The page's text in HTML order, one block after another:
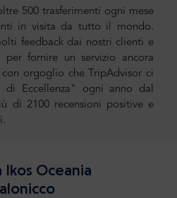
500 trasferimenti ogni mese
in visita da tutto il mondo.
feedback dai nostri clienti e
per fornire un servizio ancora
orgoglio che TripAdvisor ci
di Eccellenza" ogni anno dal
di 2100 recensioni positive e
Oceania